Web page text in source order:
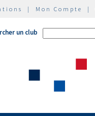
| Mon Compte |
un club